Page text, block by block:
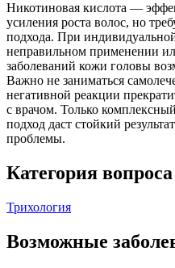
Никотиновая кислота —
усиления роста волос, но
подхода. При
неправильном применении
заболеваний кожи головы
Важно не заниматься
негативной реакции
с врачом. Только
подход даст стойкий
проблемы.
Категория вопроса
Трихология
Возможные